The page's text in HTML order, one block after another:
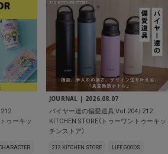
ゥーキッ
JOURNAL | 2026.08.07
バイヤー達の偏愛道具 Vol.204 | 212
KITCHEN STORE（トゥーワントゥーキッ
チンストア）
212 KITCHEN STORE LIFE GOODS